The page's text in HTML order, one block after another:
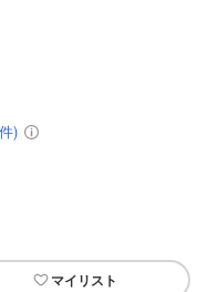
)
マイリスト